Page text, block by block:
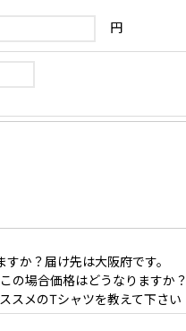
円
か？届け先は大阪府です。
の場合価格はどうなりますか？
スメのTシャツを教えて下さい